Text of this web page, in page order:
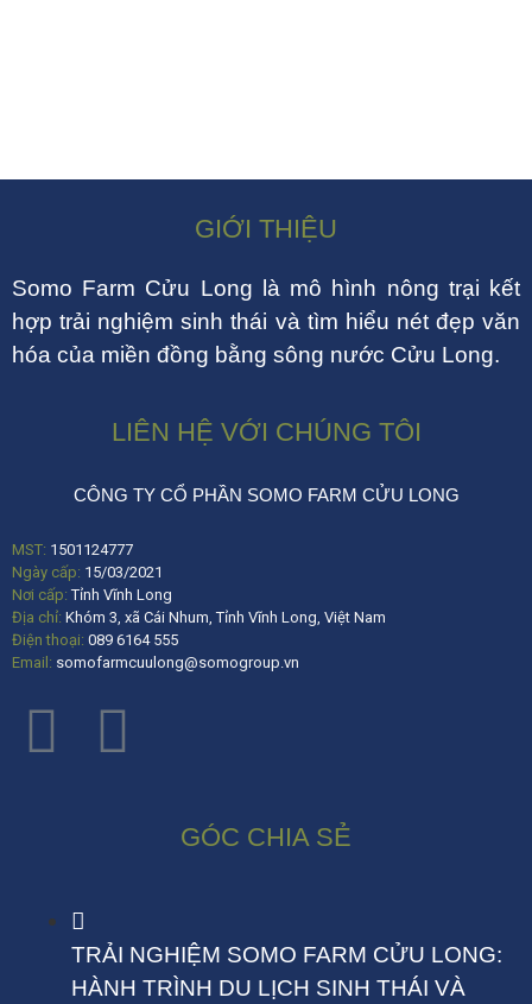
GIỚI THIỆU
Somo Farm Cửu Long là mô hình nông trại kết
hợp trải nghiệm sinh thái và tìm hiểu nét đẹp văn
hóa của miền đồng bằng sông nước Cửu Long.
LIÊN HỆ VỚI CHÚNG TÔI
CÔNG TY CỔ PHẦN SOMO FARM CỬU LONG
MST: 1501124777
Ngày cấp: 15/03/2021
Nơi cấp:Tỉnh Vĩnh Long
Địa chỉ: Khóm 3, xã Cái Nhum, Tỉnh Vĩnh Long, Việt Nam
Điện thoại: 089 6164 555
Email: somofarmcuulong@somogroup.vn
GÓC CHIA SẺ
TRẢI NGHIỆM SOMO FARM CỬU LONG:
HÀNH TRÌNH DU LỊCH SINH THÁI VÀ